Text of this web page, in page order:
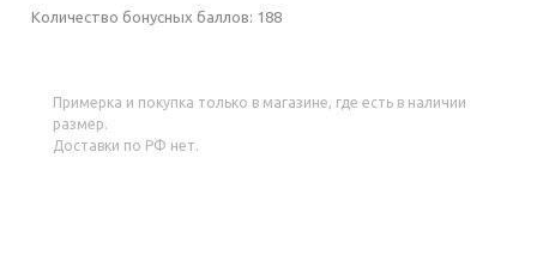
Количество бонусных баллов: 188
Примерка и покупка только в магазине, где есть в наличии
размер.
Доставки по РФ нет.